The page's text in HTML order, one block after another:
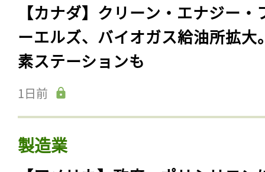
【カナダ】クリーン・エナジー・
ーエルズ、バイオガス給油所拡大
素ステーションも
1日前
製造業